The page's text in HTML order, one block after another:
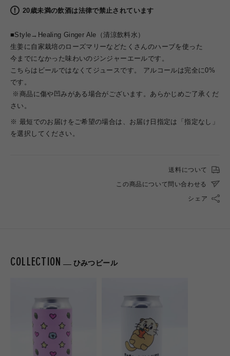
20歳未満の飲酒は法律で禁止されています
■Style→ Healing Ginger Ale（清涼飲料水）
生姜に自家栽培のローズマリーなどたくさんのハーブを使った
今までになかった味わいのジンジャーエールです。
こちらはビールではなくてジュースです。 アルコールは完全に0%
です。
※商品に傷や凹みがある場合がございます。あらかじめご了承くだ
さい。
※ 最短でのお届けをご希望の場合は、お届け日指定は「指定なし」
を選択してください。
送料について
この商品について問い合わせる
シェア
COLLECTION ひみつビール